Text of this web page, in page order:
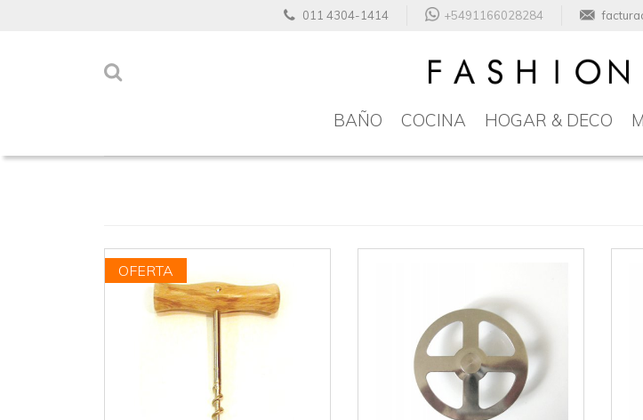
011 4304-1414 +5491166028284
BAÑO COCINA HOGAR & DECO
OFERTA